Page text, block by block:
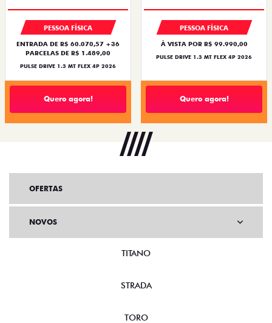
PESSOA FÍSICA
ENTRADA DE R$ 60.070,57 +36
PARCELAS DE R$ 1.489,00
PULSE DRIVE 1.3 MT FLEX 4P 2026
Quero agora!
PESSOA FÍSICA
À VISTA POR R$ 99.990,00
PULSE DRIVE 1.3 MT FLEX 4P 2026
Quero agora!
OFERTAS
NOVOS
TITANO
STRADA
TORO